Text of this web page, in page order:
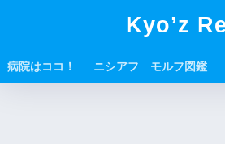
Kyo’z
病院はココ！ ニシアフ モルフ図鑑